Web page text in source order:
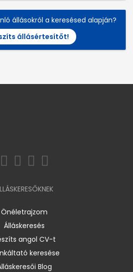
állásokról a keresésed alapján?
állásértesítőt!
Önéletrajzom
Álláskeresés
angol CV-t
keresése
Blog